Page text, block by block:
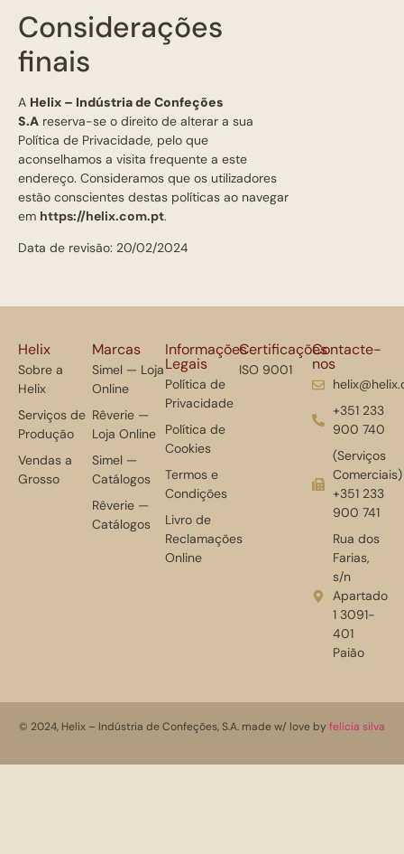
Considerações
finais
A Helix – Indústria de Confeções
S.A reserva-se o direito de alterar a sua
Política de Privacidade, pelo que
aconselhamos a visita frequente a este
endereço. Consideramos que os utilizadores
estão conscientes destas políticas ao navegar
em https://helix.com.pt.
Data de revisão: 20/02/2024
Helix
Sobre a
Helix
Serviços de
Produção
Vendas a
Grosso
Marcas
Simel — Loja
Online
Rêverie —
Loja Online
Simel —
Catálogos
Rêverie —
Catálogos
Informações
Legais
Política de
Privacidade
Política de
Cookies
Termos e
Condições
Livro de
Reclamações
Online
Certificações
ISO 9001
Contacte-
nos
+351 233
900 740
(Serviços
Comerciais)
+351 233
900 741
Rua dos
Farias,
s/n
Apartado
1 3091-
401
Paião
© 2024, Helix – Indústria de Confeções, S.A. made w/ love by felícia silva